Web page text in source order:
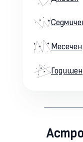
Месечен
Годишен